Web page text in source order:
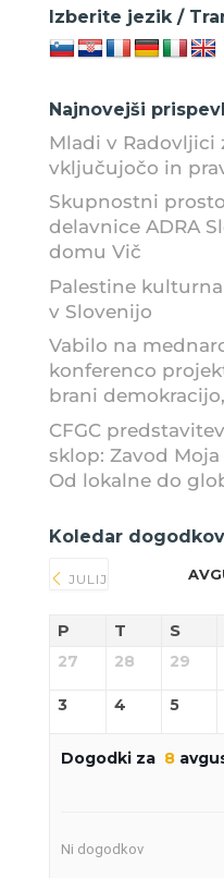
Izberite jezik /
Najnovejši
Mladi v Radovljici
vključujočo in
Skupnostni
delavnice ADRA
domu Vič
Palestine
v Slovenijo
Vabilo na
konferenco
brani
CFGC
sklop: Zavod
Od lokalne do
Koledar dogodkov
JULIJ
P T S
27 28 29
3 4 5
Dogodki za 8
Ni dogodkov